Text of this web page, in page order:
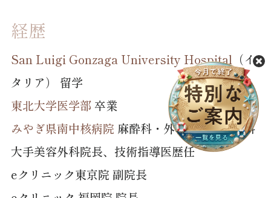
経歴
San Luigi Gonzaga University Hospital （イ
タリア） 留学
東北大学医学部卒業
みやぎ県南中核病院 麻酔科・外科・脳神経外科
大手美容外科院長、技術指導医歴任
eクリニック東京院 副院長